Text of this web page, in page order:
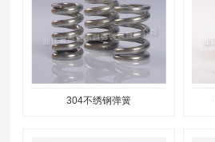
304不绣钢弹簧